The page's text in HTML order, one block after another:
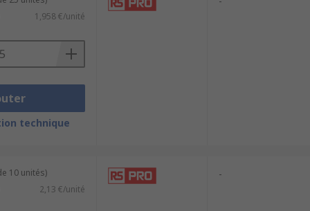
1,958 €/unité
technique
10 unités)
2,13 €/unité
-